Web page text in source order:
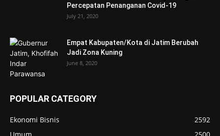
Percepatan Penanganan Covid-19
July 21, 2020
Empat Kabupaten/Kota di Jatim Berubah
Jadi Zona Kuning
June 8, 2020
POPULAR CATEGORY
Ekonomi Bisnis
2592